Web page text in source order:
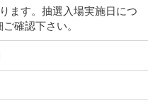
ます。抽選入場実施日につ
確認下さい。